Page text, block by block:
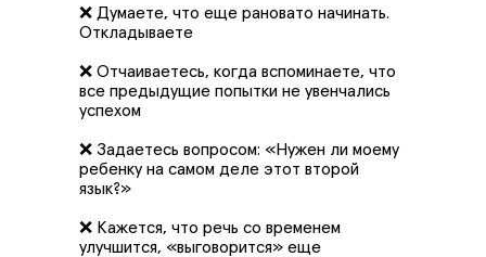
❌ Думаете, что еще рановато начинать.
Откладываете
❌ Отчаиваетесь, когда вспоминаете, что
все предыдущие попытки не увенчались
успехом
❌ Задаетесь вопросом: «Нужен ли моему
ребенку на самом деле этот второй
язык?»
❌ Кажется, что речь со временем
улучшится, «выговорится» еще